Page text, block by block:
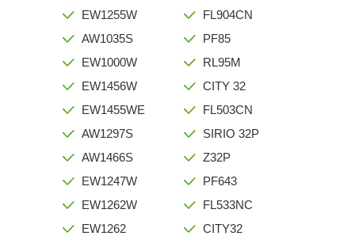
EW1255W
AW1035S
EW1000W
EW1456W
EW1455WE
AW1297S
AW1466S
EW1247W
EW1262W
EW1262
FL904CN
PF85
RL95M
CITY 32
FL503CN
SIRIO 32P
Z32P
PF643
FL533NC
CITY32